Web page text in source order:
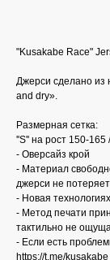
"Kusakabe Race"
Джерси сделано из
and dry».
Размерная сетка:
''S'' на рост 150-165
- Оверсайз крой
- Материал
джерси не
- Новая
- Метод печати
тактильно не
- Если есть
https://t.me/kusakabe